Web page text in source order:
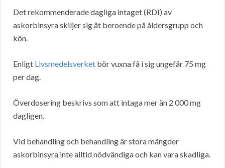
Det rekommenderade dagliga intaget (RDI) av
askorbinsyra skiljer sig åt beroende på åldersgrupp och
kön.
Enligt Livsmedelsverket bör vuxna få i sig ungefär 75 mg
per dag.
Överdosering beskrivs som att intaga mer än 2 000 mg
dagligen.
Vid behandling och behandling är stora mängder
askorbinsyra inte alltid nödvändiga och kan vara skadliga.